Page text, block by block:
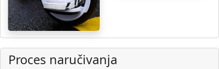
Proces naručivanja